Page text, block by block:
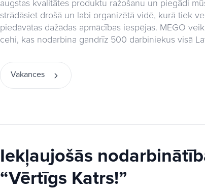
augstas kvalitātes produktu ražošanu un piegādi
strādāsiet drošā un labi organizētā vidē, kurā tiek
piedāvātas dažādas apmācības iespējas. MEGO
cehi, kas nodarbina gandrīz 500 darbiniekus visā
Vakances
Iekļaujošās
“Vērtīgs Katrs!”